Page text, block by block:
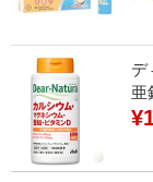
デ
亜